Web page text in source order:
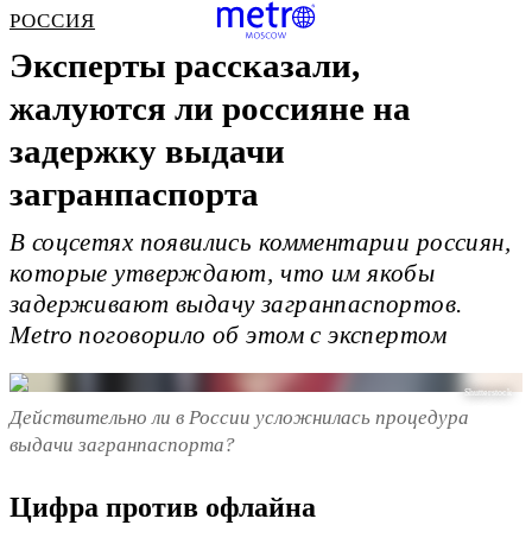
РОССИЯ
Эксперты рассказали,
жалуются ли россияне на
задержку выдачи
загранпаспорта
В соцсетях появились комментарии россиян,
которые утверждают, что им якобы
задерживают выдачу загранпаспортов.
Metro поговорило об этом с экспертом
Shutterstock
Действительно ли в России усложнилась процедура
выдачи загранпаспорта?
Цифра против офлайна